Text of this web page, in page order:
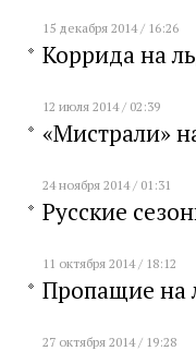
15 декабря 2014 / 16:26
Коррида на
12 июля 2014 / 02:39
«Мистрали»
24 ноября 2014 / 01:31
Русские
11 октября 2014 / 18:12
Пропащие на
27 октября 2014 / 19:28